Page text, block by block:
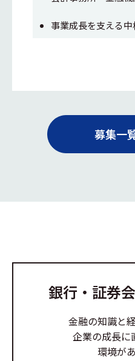
事業成長を支える
募集一
銀行・証券
金融の知識と
企業の成長に
環境が